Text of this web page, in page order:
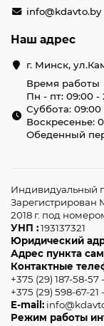
info@kdavto.by
Наш адрес
г. Минск,
Время работы
Пн - пт: 09:00 -
Суббота: 09:00
Воскресенье:
Обеденный
Индивидуальный
Зарегистрирован
2018 г. под
УНП :193137321
Юридический
Адрес пункта
Контактные
+375 (29) 187-58-
+375 (29) 598-67-21
E-mail:
Режим работы